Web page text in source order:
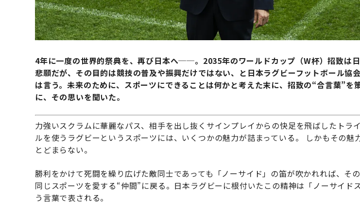
4年に一度の世界的祭典を、再び日本へ──。2035年のワールドカップ（W杯）招致は
悲願だが、その目的は競技の普及や振興だけではない、と日本ラグビーフットボール協
は言う。未来のために、スポーツにできることは何かと考えた末に、招致の“合言葉”を
に、その思いを聞いた。
力強いスクラムに華麗なパス、相手を出し抜くサインプレイからの快足を飛ばしたトラ
ルを使うラグビーというスポーツには、いくつかの魅力が詰まっている。 しかもその魅
とどまらない。
勝利をかけて死闘を繰り広げた敵同士であっても「ノーサイド」の笛が吹かれれば、その
同じスポーツを愛する“仲間”に戻る。日本ラグビーに根付いたこの精神は「ノーサイド
う言葉で表される。